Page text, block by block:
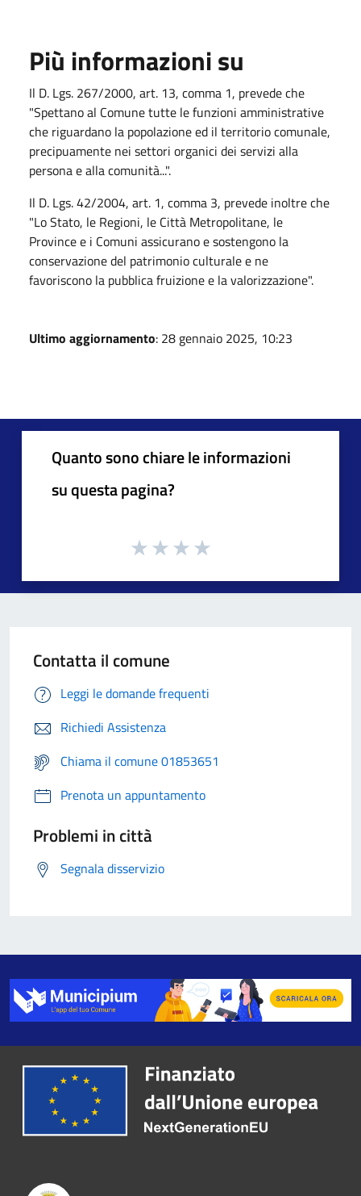
Più informazioni su
Il D. Lgs. 267/2000, art. 13, comma 1, prevede che
"Spettano al Comune tutte le funzioni amministrative
che riguardano la popolazione ed il territorio comunale,
precipuamente nei settori organici dei servizi alla
persona e alla comunità...".
Il D. Lgs. 42/2004, art. 1, comma 3, prevede inoltre che
"Lo Stato, le Regioni, le Città Metropolitane, le
Province e i Comuni assicurano e sostengono la
conservazione del patrimonio culturale e ne
favoriscono la pubblica fruizione e la valorizzazione".
Ultimo aggiornamento: 28 gennaio 2025, 10:23
Quanto sono chiare le informazioni
su questa pagina?
Contatta il comune
Leggi le domande frequenti
Richiedi Assistenza
Chiama il comune 01853651
Prenota un appuntamento
Problemi in città
Segnala disservizio